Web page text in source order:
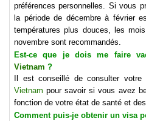
préférences personnelles. Si vous
la période de décembre à février
températures plus douces, les
novembre sont recommandés.
Est-ce que je dois me faire
Vietnam ?
Il est conseillé de consulter votre
Vietnam pour savoir si vous avez
fonction de votre état de santé et
Comment puis-je obtenir un visa